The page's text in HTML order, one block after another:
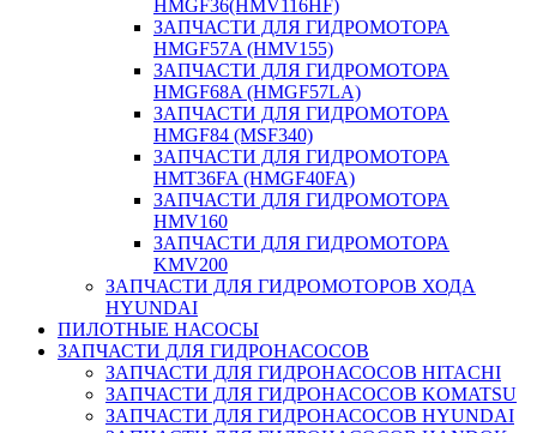
HMGF36(HMV116HF)
ЗАПЧАСТИ ДЛЯ ГИДРОМОТОРА
HMGF57A (HMV155)
ЗАПЧАСТИ ДЛЯ ГИДРОМОТОРА
HMGF68A (HMGF57LA)
ЗАПЧАСТИ ДЛЯ ГИДРОМОТОРА
HMGF84 (MSF340)
ЗАПЧАСТИ ДЛЯ ГИДРОМОТОРА
HMT36FA (HMGF40FA)
ЗАПЧАСТИ ДЛЯ ГИДРОМОТОРА
HMV160
ЗАПЧАСТИ ДЛЯ ГИДРОМОТОРА
KMV200
ЗАПЧАСТИ ДЛЯ ГИДРОМОТОРОВ ХОДА
HYUNDAI
ПИЛОТНЫЕ НАСОСЫ
ЗАПЧАСТИ ДЛЯ ГИДРОНАСОСОВ
ЗАПЧАСТИ ДЛЯ ГИДРОНАСОСОВ HITACHI
ЗАПЧАСТИ ДЛЯ ГИДРОНАСОСОВ KOMATSU
ЗАПЧАСТИ ДЛЯ ГИДРОНАСОСОВ HYUNDAI